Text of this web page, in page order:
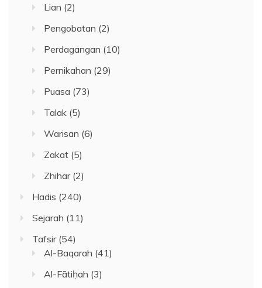
Lian (2)
Pengobatan (2)
Perdagangan (10)
Pernikahan (29)
Puasa (73)
Talak (5)
Warisan (6)
Zakat (5)
Zhihar(2)
Hadis (240)
Sejarah (11)
Tafsir(54)
Al-Baqarah (41)
Al-Fātiḥah (3)